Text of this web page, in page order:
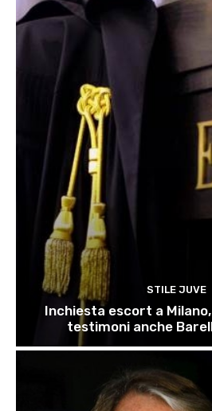
STILE JUVE
Inchiesta escort a
testimoni anche